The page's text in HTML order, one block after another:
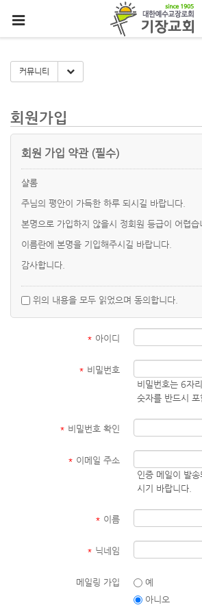
커뮤니티 Toggle Dropdown
회원가입
회원 가입 약관 (필수)
샬롬
주님의 평안이 가득한 하루 되시길 바랍니다.
본명으로 가입하지 않을시 정회원 등급이 어렵습
이름란에 본명을 기입해주시길 바랍니다.
감사합니다.
위의 내용을 모두 읽었으며 동의합니다.
* 아이디
* 비밀번호
비밀번호는 6자
숫자를 반드시 포
* 비밀번호 확인
* 이메일 주소
인증 메일이 발
시기 바랍니다.
* 이름
* 닉네임
메일링 가입
예
아니오